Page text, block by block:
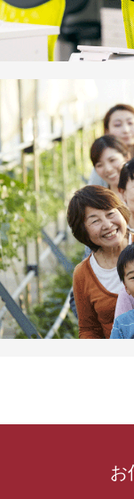
お